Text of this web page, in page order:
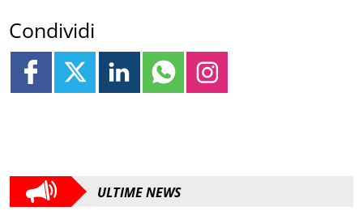
Condividi
ULTIME NEWS